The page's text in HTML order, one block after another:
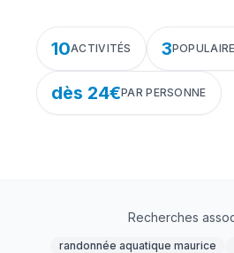
10ACTIVITÉS 3
dès 24€PAR PERSONNE
Recherches
randonnée aquatique maurice